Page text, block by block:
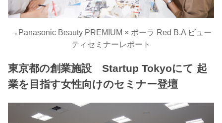
→ Panasonic Beauty PREMIUM × ポーラ Red B.A ビュー
ティセミナーレポート
東京都の創業施設 Startup Tokyoにて 起
業を目指す女性向けのセミナー登壇